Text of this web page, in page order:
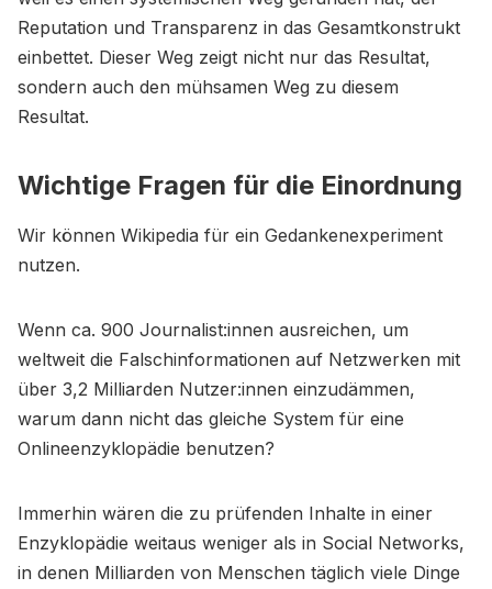
Reputation und Transparenz in das Gesamtkonstrukt
einbettet. Dieser Weg zeigt nicht nur das Resultat,
sondern auch den mühsamen Weg zu diesem
Resultat.
Wichtige Fragen für die Einordnung
Wir können Wikipedia für ein Gedankenexperiment
nutzen.
Wenn ca. 900 Journalist:innen ausreichen, um
weltweit die Falschinformationen auf Netzwerken mit
über 3,2 Milliarden Nutzer:innen einzudämmen,
warum dann nicht das gleiche System für eine
Onlineenzyklopädie benutzen?
Immerhin wären die zu prüfenden Inhalte in einer
Enzyklopädie weitaus weniger als in Social Networks,
in denen Milliarden von Menschen täglich viele Dinge